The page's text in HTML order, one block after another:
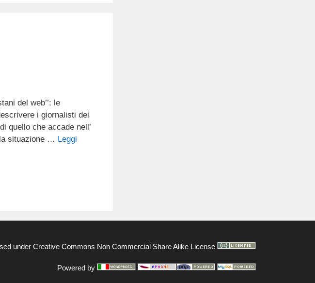
del web’’: le
i giornalisti dei
quello che accade nell’
situazione … Leggi
under Creative Commons Non Commercial Share Alike License
Powered by